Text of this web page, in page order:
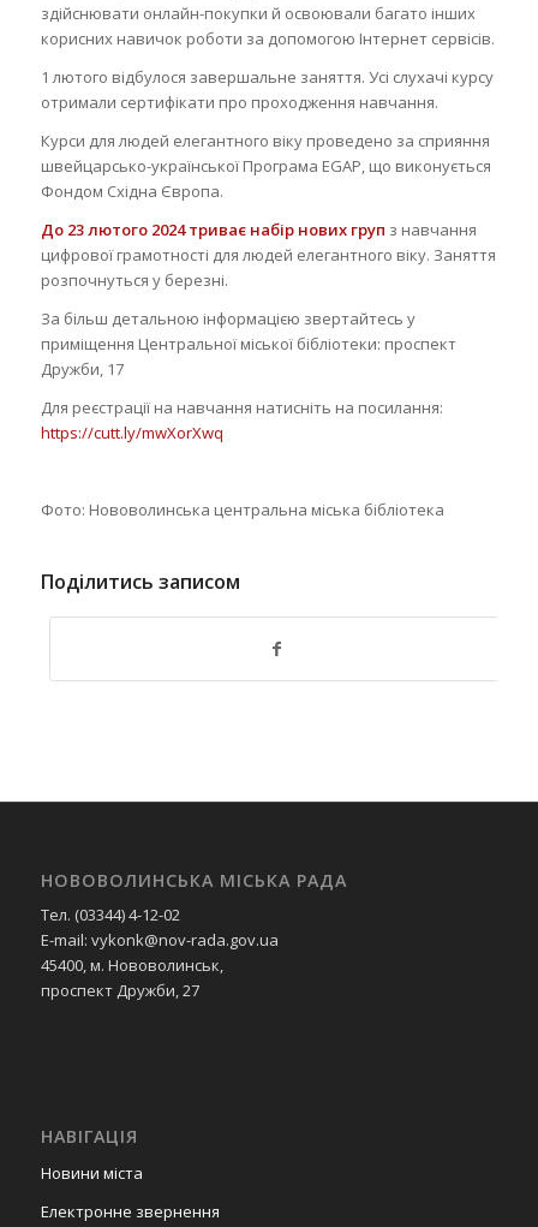
здійснювати онлайн-покупки й освоювали багато інших
корисних навичок роботи за допомогою Інтернет сервісів.
1 лютого відбулося завершальне заняття. Усі слухачі курсу
отримали сертифікати про проходження навчання.
Курси для людей елегантного віку проведено за сприяння
швейцарсько-української Програма EGAP, що виконується
Фондом Східна Європа.
До 23 лютого 2024 триває набір нових груп з навчання
цифрової грамотності для людей елегантного віку. Заняття
розпочнуться у березні.
За більш детальною інформацією звертайтесь у
приміщення Центральної міської бібліотеки: проспект
Дружби, 17
Для реєстрації на навчання натисніть на посилання:
https://cutt.ly/mwXorXwq
Фото: Нововолинська центральна міська бібліотека
Поділитись записом
НОВОВОЛИНСЬКА МІСЬКА РАДА
Тел. (03344) 4-12-02
E-mail: vykonk@nov-rada.gov.ua
45400, м. Нововолинськ,
проспект Дружби, 27
НАВІГАЦІЯ
Новини міста
Електронне звернення